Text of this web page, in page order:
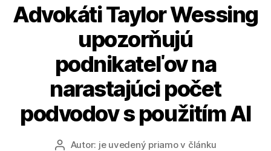
Advokáti Taylor Wessing
upozorňujú
podnikateľov na
narastajúci počet
podvodov s použitím AI
AutorAutor: je uvedený priamo v článku